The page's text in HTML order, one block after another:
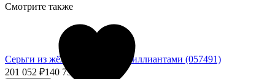
Серьги из жёлтого золота с бриллиантами (057491)
201 052 ₽140 736,40
Смотрите также